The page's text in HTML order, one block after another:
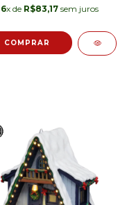
6x de R$83,17sem juros